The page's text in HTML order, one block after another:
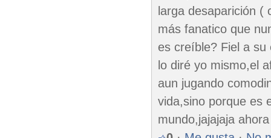
larga desaparición (
más fanatico que
es creíble? Fiel a
lo diré yo mismo,el
aun jugando
vida,sino porque es
mundo,jajajaja